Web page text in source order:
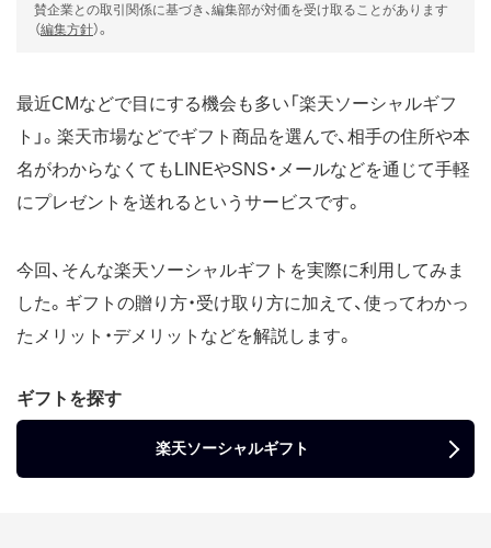
賛企業との取引関係に基づき、編集部が対価を受け取ることがあります
（編集方針）。
最近CMなどで目にする機会も多い「楽天ソーシャルギフ
ト」。楽天市場などでギフト商品を選んで、相手の住所や本
名がわからなくてもLINEやSNS・メールなどを通じて手軽
にプレゼントを送れるというサービスです。
今回、そんな楽天ソーシャルギフトを実際に利用してみま
した。ギフトの贈り方・受け取り方に加えて、使ってわかっ
たメリット・デメリットなどを解説します。
ギフトを探す
楽天ソーシャルギフト